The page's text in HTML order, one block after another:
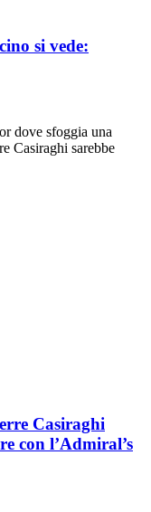
si vede:
dove sfoggia una
Casiraghi sarebbe
Casiraghi
con l’Admiral’s